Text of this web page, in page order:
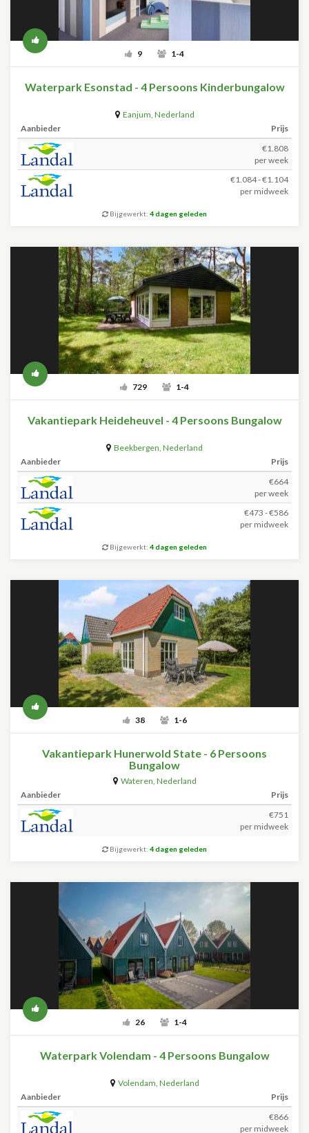
9 1-4
Waterpark Esonstad - 4 Persoons Kinderbungalow
Eanjum, Nederland
Aanbieder
Prijs
€1.808
per week
€1.084 - €1.104
per midweek
Bijgewerkt: 4 dagen geleden
729 1-4
Vakantiepark Heideheuvel - 4 Persoons Bungalow
Beekbergen, Nederland
Aanbieder
Prijs
€664
per week
€473 - €586
per midweek
Bijgewerkt: 4 dagen geleden
38 1-6
Vakantiepark Hunerwold State - 6 Persoons
Bungalow
Wateren, Nederland
Aanbieder
Prijs
€751
per midweek
Bijgewerkt: 4 dagen geleden
26 1-4
Waterpark Volendam - 4 Persoons Bungalow
Volendam, Nederland
Aanbieder
Prijs
€866
per midweek